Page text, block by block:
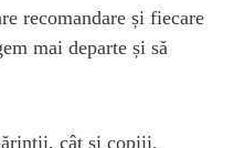
recomandare și fiecare
mai departe și să
cât și copiii,